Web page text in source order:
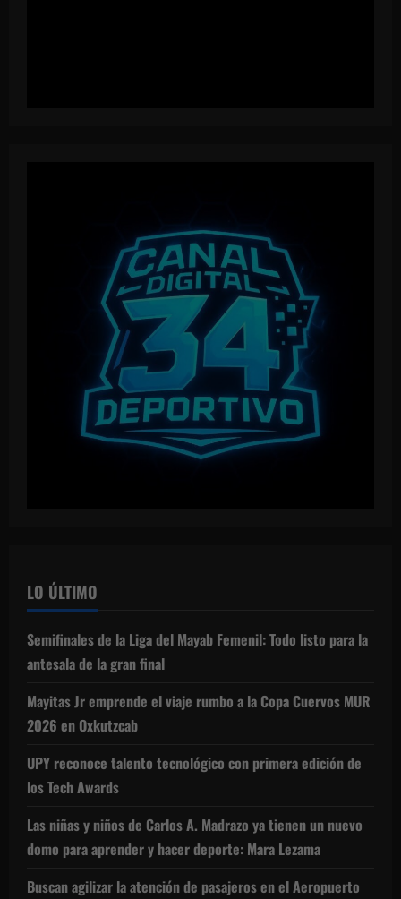
LO ÚLTIMO
Semifinales de la Liga del Mayab Femenil: Todo listo para la
antesala de la gran final
Mayitas Jr emprende el viaje rumbo a la Copa Cuervos MUR
2026 en Oxkutzcab
UPY reconoce talento tecnológico con primera edición de
los Tech Awards
Las niñas y niños de Carlos A. Madrazo ya tienen un nuevo
domo para aprender y hacer deporte: Mara Lezama
Buscan agilizar la atención de pasajeros en el Aeropuerto